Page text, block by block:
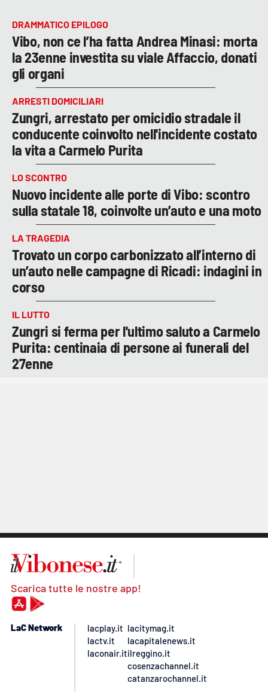
DRAMMATICO EPILOGO
Vibo, non ce l’ha fatta Andrea Minasi: morta
la 23enne investita su viale Affaccio, donati
gli organi
ARRESTI DOMICILIARI
Zungri, arrestato per omicidio stradale il
conducente coinvolto nell'incidente costato
la vita a Carmelo Purita
LO SCONTRO
Nuovo incidente alle porte di Vibo: scontro
sulla statale 18, coinvolte un’auto e una moto
LA TRAGEDIA
Trovato un corpo carbonizzato all’interno di
un’auto nelle campagne di Ricadi: indagini in
corso
IL LUTTO
Zungri si ferma per l'ultimo saluto a Carmelo
Purita: centinaia di persone ai funerali del
27enne
Scarica tutte le nostre app!
LaC Network
lacplay.it
lactv.it
laconair.it
lacitymag.it
lacapitalenews.it
ilreggino.it
cosenzachannel.it
catanzarochannel.it